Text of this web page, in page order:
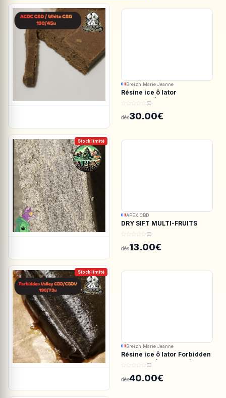
Breizh Marie Jeanne
Résine ice ô lator
ACDC.CBD/White CBG
(0)
dès30.00€
Stock limité
APEX CBD
DRY SIFT MULTI-FRUITS
150u CBD - APEX CBD
(0)
dès13.00€
Stock limité
Breizh Marie Jeanne
Résine ice ô lator Forbidden
valley CBD/CBDV 190/73u
(0)
dès40.00€